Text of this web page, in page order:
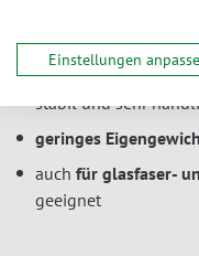
einstellbare Bremse
Abrollwiderstand
stabil und sehr
geringes
auch für glasfaser-
geeignet
Einstellungen